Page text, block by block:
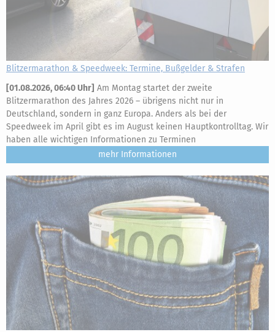
Blitzermarathon & Speedweek: Termine, Bußgelder & Strafen
[01.08.2026, 06:40 Uhr] Am Montag startet der zweite
Blitzermarathon des Jahres 2026 – übrigens nicht nur in
Deutschland, sondern in ganz Europa. Anders als bei der
Speedweek im April gibt es im August keinen Hauptkontrolltag. Wir
haben alle wichtigen Informationen zu Terminen
mehr